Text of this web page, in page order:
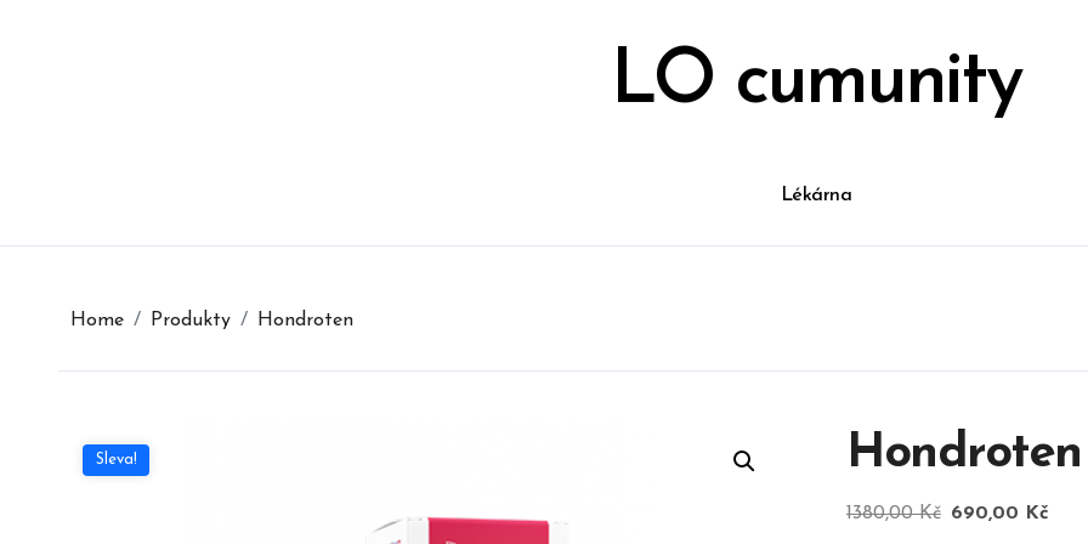
LO cumunity
Lékárna
Home Produkty Hondroten
Sleva! Hondroten
1380,00Kč Původní
690,00 Kč